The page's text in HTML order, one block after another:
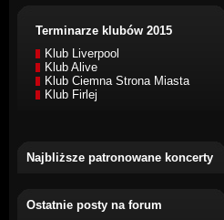
Terminarze klubów 2015
Klub Liverpool
Klub Alive
Klub Ciemna Strona Miasta
Klub Firlej
Najbliższe patronowane koncerty
Ostatnie posty na forum